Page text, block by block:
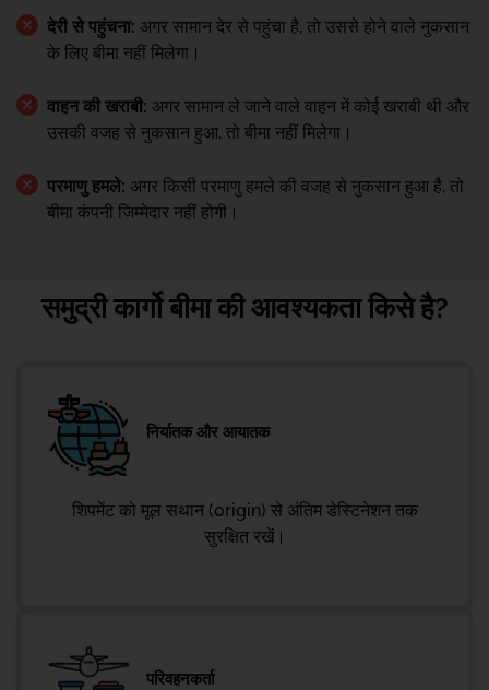
देरी से पहुंचना: अगर सामान देर से पहुंचा है, तो उससे होने वाले नुकसान
के लिए बीमा नहीं मिलेगा।
वाहन की खराबी: अगर सामान ले जाने वाले वाहन में कोई खराबी थी और
उसकी वजह से नुकसान हुआ, तो बीमा नहीं मिलेगा।
परमाणु हमले: अगर किसी परमाणु हमले की वजह से नुकसान हुआ है, तो
बीमा कंपनी जिम्मेदार नहीं होगी।
समुद्री कार्गो बीमा की आवश्यकता किसे है?
निर्यातक और आयातक
शिपमेंट को मूल सथान (origin) से अंतिम डेस्टिनेशन तक
सुरक्षित रखें।
परिवहनकर्ता